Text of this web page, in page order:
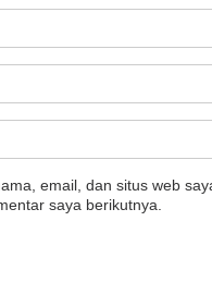
email, dan situs web
saya berikutnya.